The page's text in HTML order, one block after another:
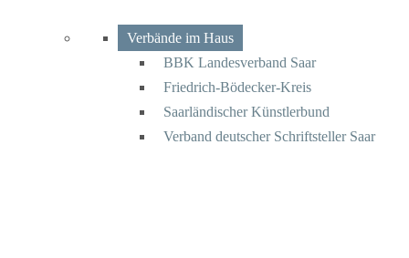
Verbände im Haus
BBK Landesverband Saar
Friedrich-Bödecker-Kreis
Saarländischer Künstlerbund
Verband deutscher Schriftsteller Saar